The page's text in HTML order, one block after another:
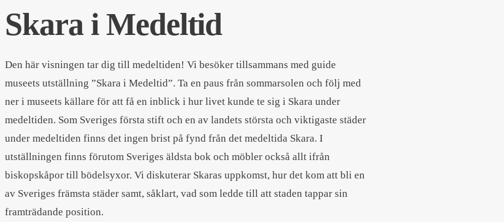
Skara i Medeltid
Den här visningen tar dig till medeltiden! Vi besöker tillsammans med guide
museets utställning ”Skara i Medeltid”. Ta en paus från sommarsolen och följ med
ner i museets källare för att få en inblick i hur livet kunde te sig i Skara under
medeltiden. Som Sveriges första stift och en av landets största och viktigaste städer
under medeltiden finns det ingen brist på fynd från det medeltida Skara. I
utställningen finns förutom Sveriges äldsta bok och möbler också allt ifrån
biskopskåpor till bödelsyxor. Vi diskuterar Skaras uppkomst, hur det kom att bli en
av Sveriges främsta städer samt, såklart, vad som ledde till att staden tappar sin
framträdande position.